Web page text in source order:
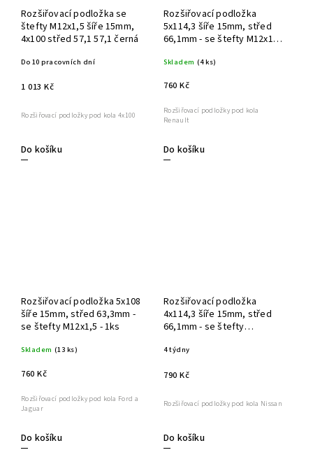
Rozšiřovací podložka se
štefty M12x1,5 šíře 15mm,
4x100 střed 57,1 57,1 černá
Do 10 pracovních dní
1 013 Kč
Do košíku
Rozšiřovací podložky pod kola 4x100
Rozšiřovací podložka
5x114,3 šíře 15mm, střed
66,1mm - se štefty M12x1,5
Skladem (4 ks)
760 Kč
Do košíku
Rozšiřovací podložky pod kola
Renault
Rozšiřovací podložka 5x108
šíře 15mm, střed 63,3mm -
se štefty M12x1,5 - 1ks
Skladem (13 ks)
760 Kč
Do košíku
Rozšiřovací podložky pod kola Ford a
Jaguar
Rozšiřovací podložka
4x114,3 šíře 15mm, střed
66,1mm - se štefty
4 týdny
790 Kč
Do košíku
Rozšiřovací podložky pod kola Nissan